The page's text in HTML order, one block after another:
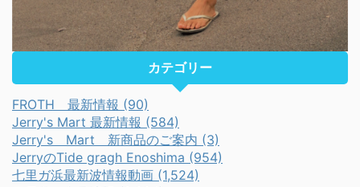
カテゴリー
FROTH 最新情報 (90)
Jerry's Mart 最新情報 (584)
Jerry's Mart 新商品のご案内 (3)
JerryのTide gragh Enoshima (954)
七里ガ浜最新波情報動画 (1,524)